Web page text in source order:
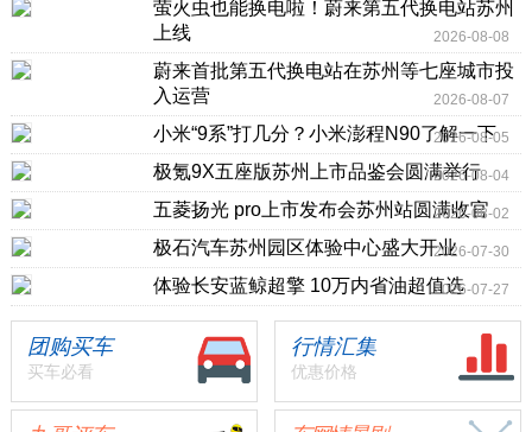
萤火虫也能换电啦！蔚来第五代换电站苏州
上线
2026-08-08
蔚来首批第五代换电站在苏州等七座城市投
入运营
2026-08-07
小米“9系”打几分？小米澎程N90了解一下
2026-08-05
极氪9X五座版苏州上市品鉴会圆满举行
2026-08-04
五菱扬光 pro上市发布会苏州站圆满收官
2026-08-02
极石汽车苏州园区体验中心盛大开业2026-07-30
体验长安蓝鲸超擎 10万内省油超值选2026-07-27
团购买车
买车必看
行情汇集
优惠价格